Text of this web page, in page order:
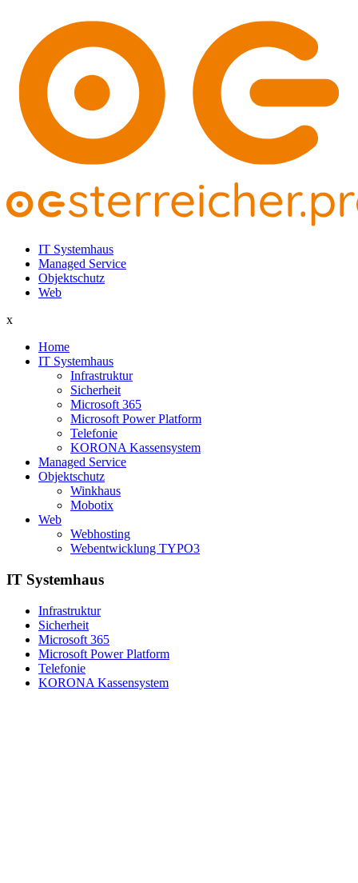
IT Systemhaus
Managed Service
Objektschutz
Web
x
Home
IT Systemhaus
Infrastruktur
Sicherheit
Microsoft 365
Microsoft Power Platform
Telefonie
KORONA Kassensystem
Managed Service
Objektschutz
Winkhaus
Mobotix
Web
Webhosting
Webentwicklung TYPO3
IT Systemhaus
Infrastruktur
Sicherheit
Microsoft 365
Microsoft Power Platform
Telefonie
KORONA Kassensystem